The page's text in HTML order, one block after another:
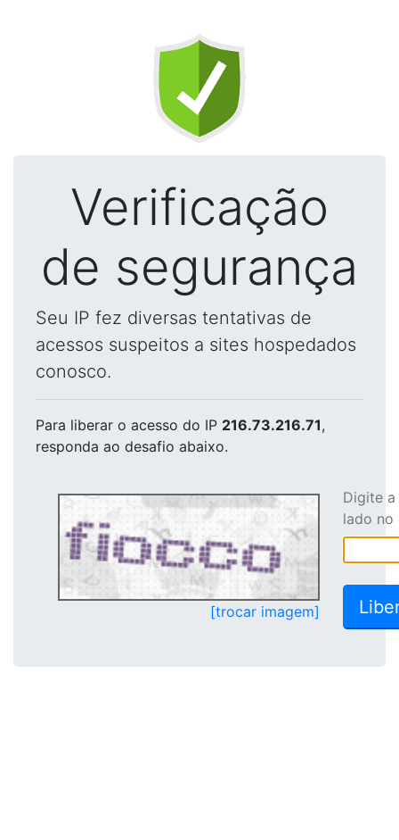
Verificação
de segurança
Seu IP fez diversas tentativas de
acessos suspeitos a sites hospedados
conosco.
Para liberar o acesso do IP 216.73.216.71,
responda ao desafio abaixo.
[trocar imagem]
Digite
lado no